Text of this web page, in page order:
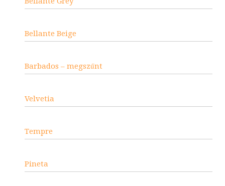
Bellante Beige
Barbados – megszűnt
Velvetia
Tempre
Pineta